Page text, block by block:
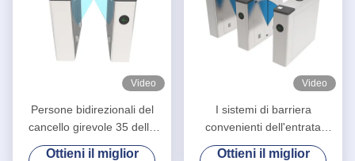
Video
Persone bidirezionali del
cancello girevole 35 della
barriera della falda/velocità
Ottieni il miglior
Video
I sistemi di barriera
convenienti dell'entrata
agitano il portone del
Ottieni il miglior